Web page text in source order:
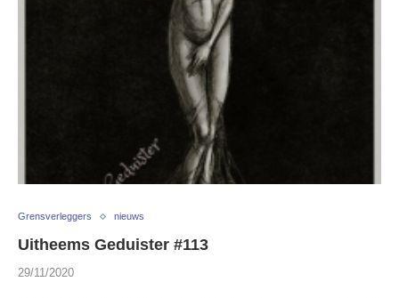
Grensverleggers nieuws
Uitheems Geduister #113
29/11/2020